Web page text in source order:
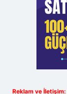
Reklam ve İletişim: